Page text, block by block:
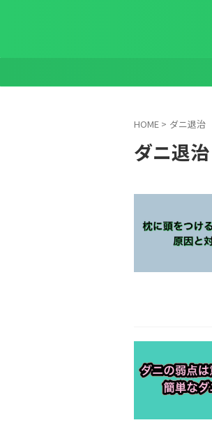
HOME > ダニ退治
ダニ退治